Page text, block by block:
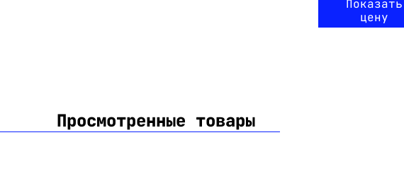
Показать
цену
Просмотренные товары